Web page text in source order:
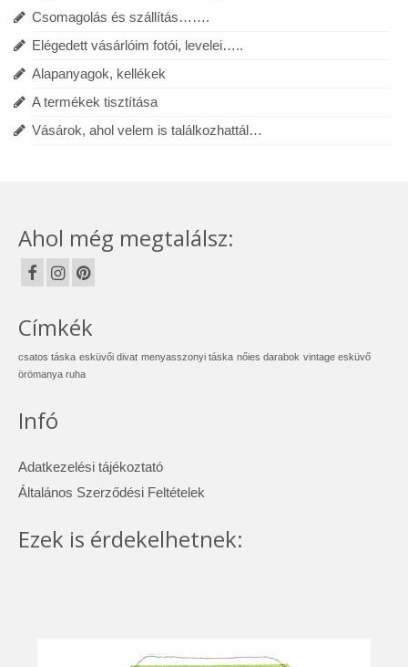
Csomagolás és szállítás…….
Elégedett vásárlóim fotói, levelei…..
Alapanyagok, kellékek
A termékek tisztítása
Vásárok, ahol velem is találkozhattál…
Ahol még megtalálsz:
Címkék
csatos táska esküvői divat menyasszonyi táska nőies darabok vintage esküvő
örömanya ruha
Infó
Adatkezelési tájékoztató
Általános Szerződési Feltételek
Ezek is érdekelhetnek: